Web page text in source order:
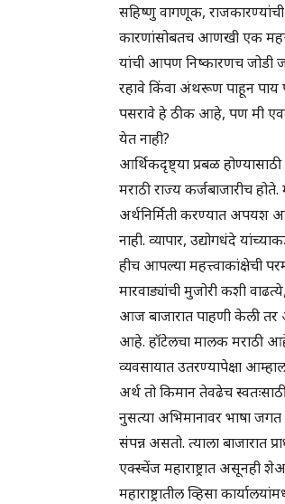
सहिष्णु वागणूक,
कारणांसोबतच आणखी एक
यांची आपण निष्कारणच जोडी
रहावे किंवा अंथरूण पाहून
पसरावे हे ठीक आहे, पण मी
येत नाही?
आर्थिकदृष्ट्या प्रबळ
मराठी राज्य कर्जबाजारीच
अर्थनिर्मिती करण्यात अपयश
नाही. व्यापार, उद्योगधंदे
हीच आपल्या महत्त्वाकांक्षेची
मारवाड्यांची मुजोरी कशी
आज बाजारात पाहणी केली तर
आहे. हॉटेलचा मालक मराठी
व्यवसायात उतरण्यापेक्षा
अर्थ तो किमान तेवढेच
नुसत्या अभिमानावर भाषा
संपन्न असतो. त्याला बाजारात
एक्स्चेंज महाराष्ट्रात असूनही
महाराष्ट्रातील व्हिसा